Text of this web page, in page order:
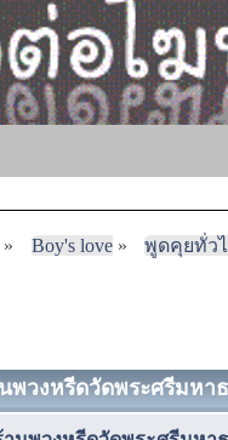
» Boy's love» พูดคุยทั่ว
วงหรีดวัดพระศรีมหา